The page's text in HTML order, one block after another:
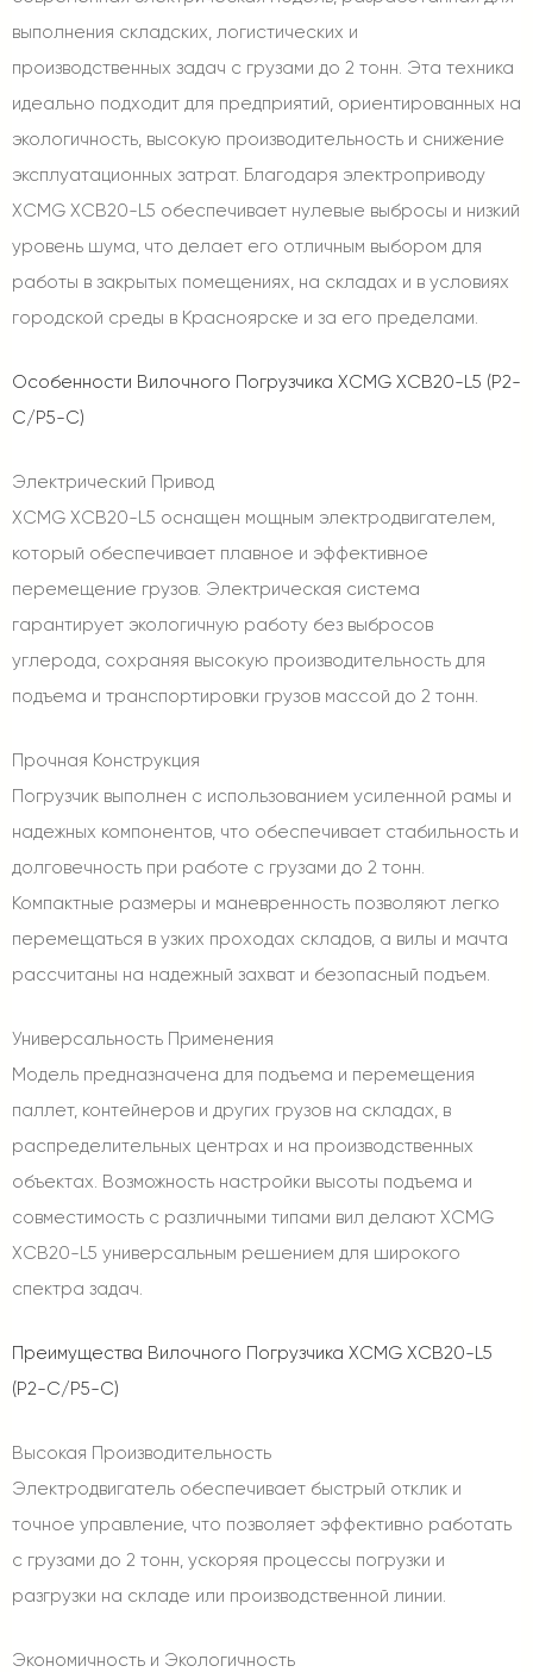
выполнения складских, логистических и
производственных задач с грузами до 2 тонн. Эта техника
идеально подходит для предприятий, ориентированных на
экологичность, высокую производительность и снижение
эксплуатационных затрат. Благодаря электроприводу
XCMG XCB20-L5 обеспечивает нулевые выбросы и низкий
уровень шума, что делает его отличным выбором для
работы в закрытых помещениях, на складах и в условиях
городской среды в Красноярске и за его пределами.
Особенности Вилочного Погрузчика XCMG XCB20-L5 (P2-
C/P5-C)
Электрический Привод
XCMG XCB20-L5 оснащен мощным электродвигателем,
который обеспечивает плавное и эффективное
перемещение грузов. Электрическая система
гарантирует экологичную работу без выбросов
углерода, сохраняя высокую производительность для
подъема и транспортировки грузов массой до 2 тонн.
Прочная Конструкция
Погрузчик выполнен с использованием усиленной рамы и
надежных компонентов, что обеспечивает стабильность и
долговечность при работе с грузами до 2 тонн.
Компактные размеры и маневренность позволяют легко
перемещаться в узких проходах складов, а вилы и мачта
рассчитаны на надежный захват и безопасный подъем.
Универсальность Применения
Модель предназначена для подъема и перемещения
паллет, контейнеров и других грузов на складах, в
распределительных центрах и на производственных
объектах. Возможность настройки высоты подъема и
совместимость с различными типами вил делают XCMG
XCB20-L5 универсальным решением для широкого
спектра задач.
Преимущества Вилочного Погрузчика XCMG XCB20-L5
(P2-C/P5-C)
Высокая Производительность
Электродвигатель обеспечивает быстрый отклик и
точное управление, что позволяет эффективно работать
с грузами до 2 тонн, ускоряя процессы погрузки и
разгрузки на складе или производственной линии.
Экономичность и Экологичность